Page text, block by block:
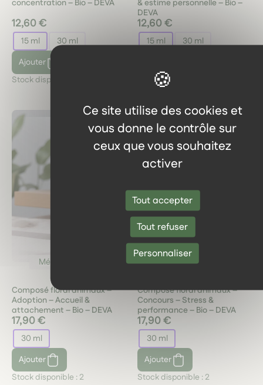
Ce site utilise des cookies et
vous donne le contrôle sur
ceux que vous souhaitez
activer
Tout accepter
Tout refuser
Personnaliser
concentration – Bio – DEVA
12,60 €
15 ml
30 ml
Ajouter
Stock disponible :
& estime personnelle – Bio –
DEVA
12,60 €
15 ml
30 ml
Stock disponible :
Mélanges ciblés
Composé floral animaux –
Adoption – Accueil &
attachement – Bio – DEVA
17,90 €
30 ml
Ajouter
Stock disponible : 2
Mélanges ciblés
Composé floral animaux –
Concours – Stress &
performance – Bio – DEVA
17,90 €
30 ml
Ajouter
Stock disponible : 2